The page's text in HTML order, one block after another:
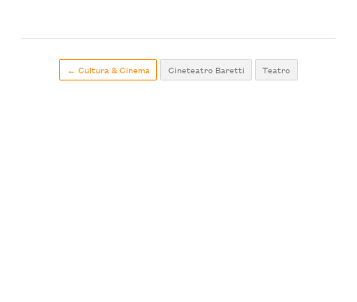
← Cultura & Cinema Cineteatro Baretti Teatro